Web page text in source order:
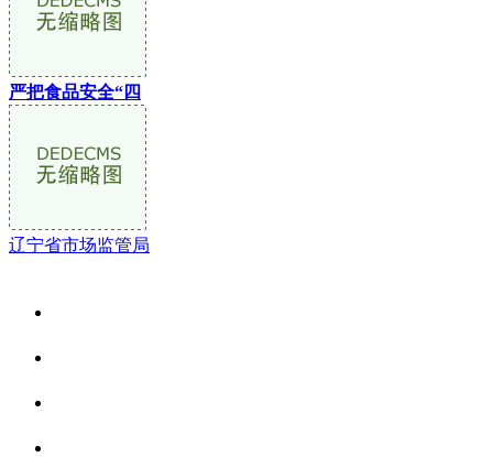
严把食品安全“四
辽宁省市场监管局